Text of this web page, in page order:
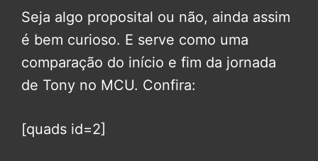
Seja algo proposital ou não, ainda assim
é bem curioso. E serve como uma
comparação do início e fim da jornada
de Tony no MCU. Confira:
[quads id=2]